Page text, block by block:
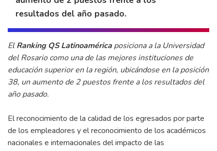
resultados del año pasado.
ElRanking QS Latinoamérica posiciona a la Universidad
del Rosario como una de las mejores instituciones de
educación superior en la región, ubicándose en la posición
38, un aumento de 2 puestos frente a los resultados del
año pasado.
El reconocimiento de la calidad de los egresados por parte
de los empleadores y el reconocimiento de los académicos
nacionales e internacionales del impacto de las